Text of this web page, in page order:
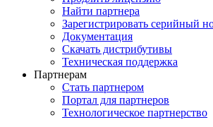
Найти партнера
Зарегистрировать серийный
Документация
Скачать дистрибутивы
Техническая поддержка
Партнерам
Стать партнером
Портал для партнеров
Технологическое партнерство